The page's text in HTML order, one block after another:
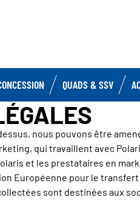
QUADS & SSV
nous pouvons être
qui travaillent avec
et les prestataires en
Européenne pour le
sont destinées aux